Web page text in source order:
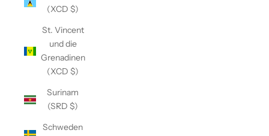
(XCD $)
St. Vincent
und die
Grenadinen
(XCD $)
Surinam
(SRD $)
Schweden